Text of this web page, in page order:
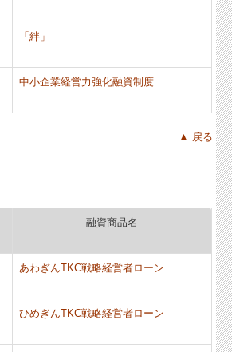
「絆」
中小企業経営力強化融資制度
▲ 戻る
融資商品名
あわぎんTKC戦略経営者ローン
ひめぎんTKC戦略経営者ローン